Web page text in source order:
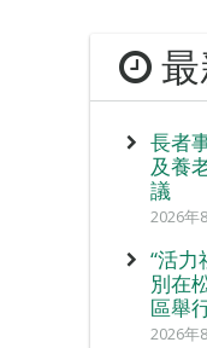
長者
及養
議
2026年
“活力
別在
區舉
2026年